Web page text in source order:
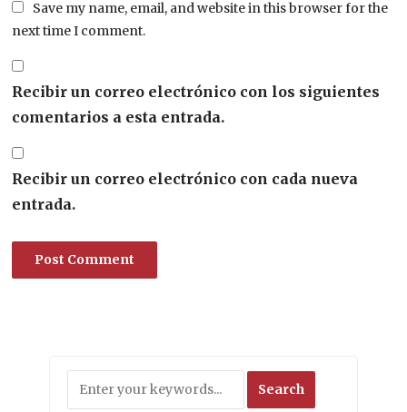
Save my name, email, and website in this browser for the
next time I comment.
Recibir un correo electrónico con los siguientes
comentarios a esta entrada.
Recibir un correo electrónico con cada nueva
entrada.